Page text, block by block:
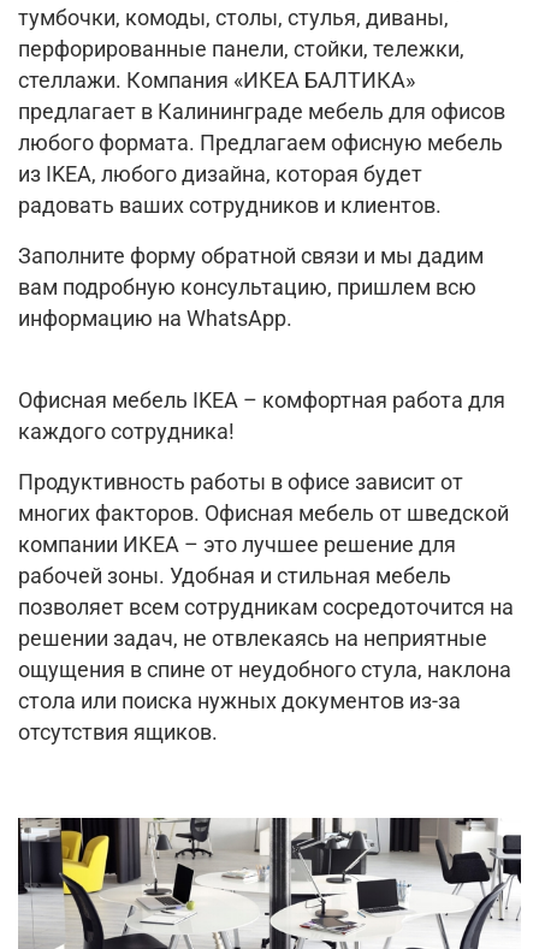
тумбочки, комоды, столы, стулья, диваны,
перфорированные панели, стойки, тележки,
стеллажи. Компания «ИКЕА БАЛТИКА»
предлагает в Калининграде мебель для офисов
любого формата. Предлагаем офисную мебель
из IKEA, любого дизайна, которая будет
радовать ваших сотрудников и клиентов.
Заполните форму обратной связи и мы дадим
вам подробную консультацию, пришлем всю
информацию на WhatsApp.
Офисная мебель IKEA – комфортная работа для
каждого сотрудника!
Продуктивность работы в офисе зависит от
многих факторов. Офисная мебель от шведской
компании ИКЕА – это лучшее решение для
рабочей зоны. Удобная и стильная мебель
позволяет всем сотрудникам сосредоточится на
решении задач, не отвлекаясь на неприятные
ощущения в спине от неудобного стула, наклона
стола или поиска нужных документов из-за
отсутствия ящиков.